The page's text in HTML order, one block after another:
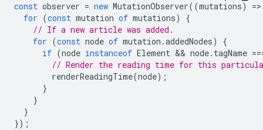
const observer = new MutationObserver((mutations) =>
for (const mutation of mutations)
{
// If a new article was added.
for (const node of mutation .addedNodes)
{
if (node instanceof Element && node. tagName
// Render the reading time for this
renderReadingTime(node);
}
}
}
});